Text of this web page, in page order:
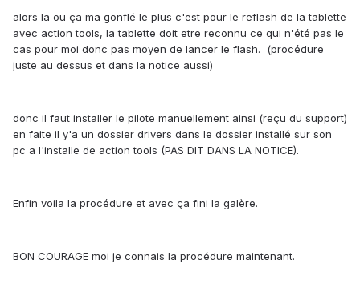
alors la ou ça ma gonflé le plus c'est pour le reflash de la tablette
avec action tools, la tablette doit etre reconnu ce qui n'été pas le
cas pour moi donc pas moyen de lancer le flash. (procédure
juste au dessus et dans la notice aussi)
donc il faut installer le pilote manuellement ainsi (reçu du support)
en faite il y'a un dossier drivers dans le dossier installé sur son
pc a l'installe de action tools (PAS DIT DANS LA NOTICE).
Enfin voila la procédure et avec ça fini la galère.
BON COURAGE moi je connais la procédure maintenant.